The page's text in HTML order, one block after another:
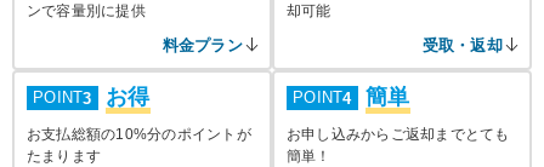
ンで容量別に提供
料金プラン
却可能
受取・返却
POINT3 お得
お支払総額の10%分のポイントが
たまります
POINT4 簡単
お申し込みからご返却までとても
簡単！